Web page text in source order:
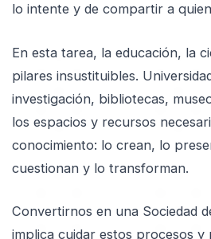
lo intente y de compartir a
En esta tarea, la educación, la
pilares insustituibles.
investigación, bibliotecas,
los espacios y recursos
conocimiento: lo crean, lo
cuestionan y lo transforman.
Convertirnos en una Sociedad
implica cuidar estos procesos